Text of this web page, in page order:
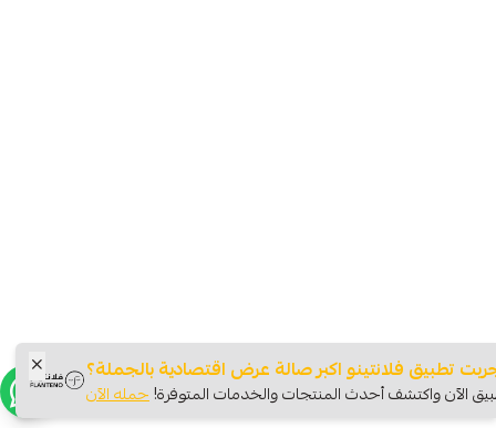
تطبيق فلانتينو اكبر صالة عرض اقتصادية بالجملة؟
الآن واكتشف أحدث المنتجات والخدمات المتوفرة!حمله الآن